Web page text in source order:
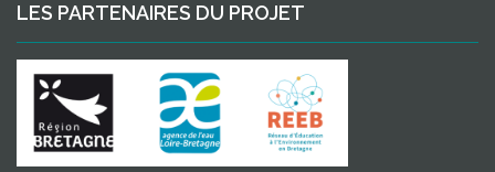
LES PARTENAIRES DU PROJET